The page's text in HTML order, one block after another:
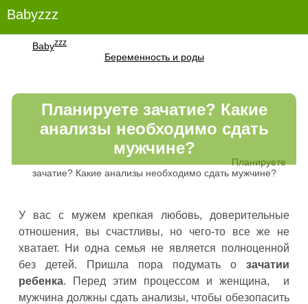
Babyzzz
Babyzzz
Беременность и роды
Планируете
зачатие? Какие анализы необходимо сдать мужчине?
Планируете зачатие? Какие
анализы необходимо сдать
мужчине?
У вас с мужем крепкая любовь, доверительные
отношения, вы счастливы, но чего-то все же не
хватает. Ни одна семья не является полноценной
без детей. Пришла пора подумать о зачатии
ребенка. Перед этим процессом и женщина, и
мужчина должны сдать анализы, чтобы обезопасить